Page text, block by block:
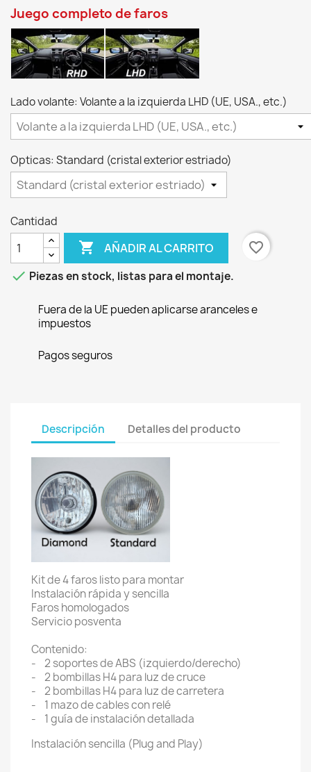
Juego completo de faros
Lado volante: Volante a la izquierda LHD (UE, USA., etc.)
Opticas: Standard (cristal exterior estriado)
Cantidad
 AÑADIR AL CARRITO
favorite_border
 Piezas en stock, listas para el montaje.
Fuera de la UE pueden aplicarse aranceles e
impuestos
Pagos seguros
Descripción Detalles del producto
Kit de 4 faros listo para montar
Instalación rápida y sencilla
Faros homologados
Servicio posventa
Contenido:
- 2 soportes de ABS (izquierdo/derecho)
- 2 bombillas H4 para luz de cruce
- 2 bombillas H4 para luz de carretera
- 1 mazo de cables con relé
- 1 guía de instalación detallada
Instalación sencilla (Plug and Play)